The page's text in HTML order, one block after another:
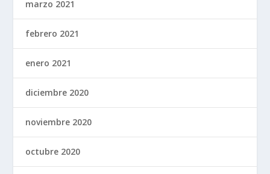
marzo 2021
febrero 2021
enero 2021
diciembre 2020
noviembre 2020
octubre 2020